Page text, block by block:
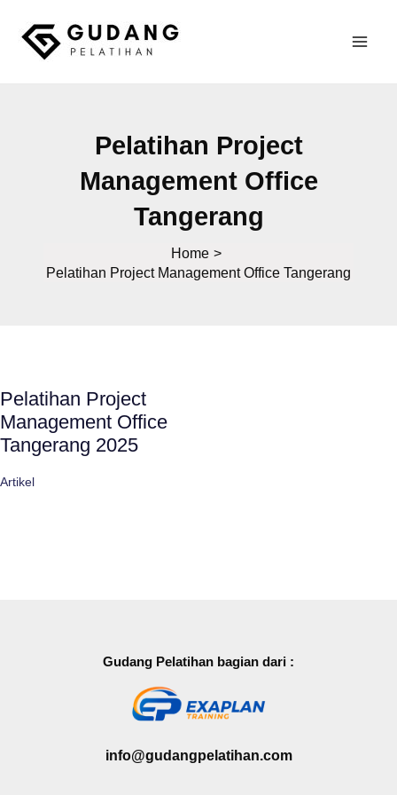
content
Pelatihan Project
Management Office
Tangerang
Home
Pelatihan Project Management Office Tangerang
Pelatihan Project
Management Office
Tangerang 2025
Artikel
Gudang Pelatihan bagian dari :
info@gudangpelatihan.com